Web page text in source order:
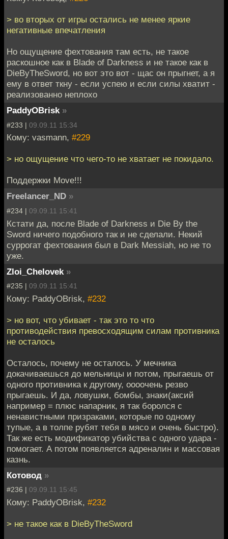
> во вторых от игры остались не менее яркие
негативные впечатления
Но ощущение фехтования там есть, не такое
раскошное как в Blade of Darkness и не такое как в
DieByTheSword, но вот это вот - щас он прыгнет, а я
ему в ответ ткну - если успею и если силы хватит -
реализованно неплохо
PaddyOBrisk »
#233 | 09.09.11 15:34
Кому: vasmann, #229
> но ощущение что чего-то не хватает не покидало.
Поддержки Move!!!
Freelancer_ND »
#234 | 09.09.11 15:41
Кстати да, после Blade of Darkness и Die By the
Sword ничего подобного так и не сделали. Некий
суррогат фехтования был в Dark Messiah, но не то
уже.
Zloi_Chelovek »
#235 | 09.09.11 15:41
Кому: PaddyOBrisk, #232
> но вот, что убивает - так это то что
противодействия превосходящим силам противника
не осталось
Осталось, почему не осталось. У мечника
докачиваешься до мельницы и потом, прыгаешь от
одного противника к другому, оооочень резво
прыгаешь. И да, ловушки, бомбы, знаки(аксий
например = плюс напарник, я так боролся с
ненавистными призраками, которые по одному
тупые, а в толпе рубят тебя в мясо и очень быстро).
Так же есть модификатор убийства с одного удара -
помогает. А потом появляется адреналин и массовая
казнь.
Котовод »
#236 | 09.09.11 15:45
Кому: PaddyOBrisk, #232
> не такое как в DieByTheSword